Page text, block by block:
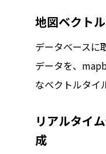
地図ベクト
データベースに
データを、
なベクトルタイ
リアルタイ
成